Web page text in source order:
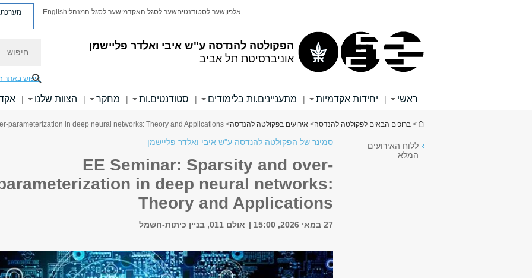
הפקולטה להנדסה ע"ש איבי ואלדר פליישמן
אוניברסיטת תל אביב
אלפוןשער לסטודנטיםשער לסגל האקדמישער לסגל המנהליEnglish מערכת
חיפוש באתר
ראשי | יחידות אקדמיות | מתעניינים.ות בלימודים | סטודנטים.ות | מחקר | הצוות שלנו |
הינך נמצא כאן
> ברוכים הבאים לפקולטה להנדסה> אירועים בפקולטה להנדסה> EE Seminar: Sparsity and over-parameterization in deep neural networks: Theory and Applications
ללוח האירועים
המלא
סמינר של הפקולטה להנדסה ע"ש איבי ואלדר פליישמן
EE Seminar: Sparsity and over-
in deep neural networks:
Theory and Applications
27 במאי 2026, 15:00 אולם 011, בניין כיתות-חשמל